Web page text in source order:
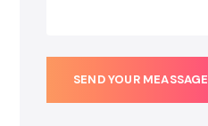
SEND YOUR MEASSAGE